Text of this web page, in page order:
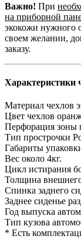
Важно! При
на приборной
экокожи нужного
своем желании,
заказу.
Характеристики
Материал чехлов
Цвет чехлов
Перфорация зоны
Тип прострочки
Габариты
Вес около 4кг.
Цикл истирания
Толщина
Спинка заднего
Заднее сиденье
Год выпуска
Тип кузова
* Есть